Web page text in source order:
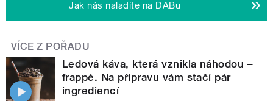
Jak nás naladíte na DABu
VÍCE Z POŘADU
Ledová káva, která vznikla náhodou –
frappé. Na přípravu vám stačí pár
ingrediencí